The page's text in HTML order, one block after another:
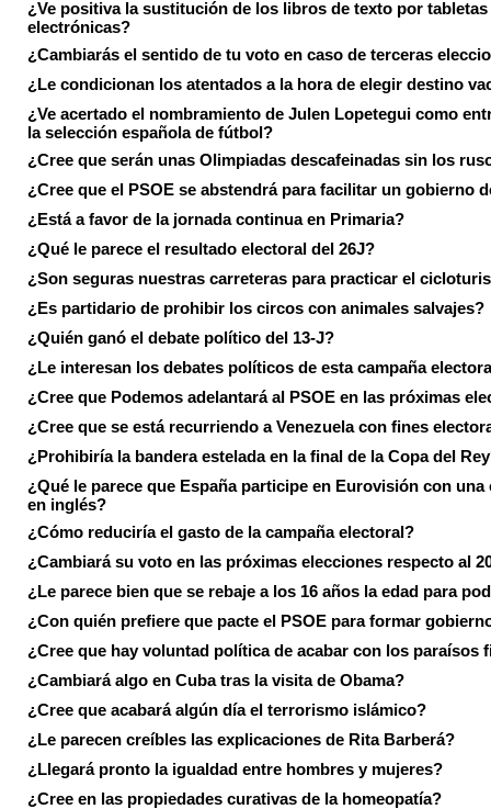
¿Ve positiva la sustitución de los libros de texto por tabletas
electrónicas?
¿Cambiarás el sentido de tu voto en caso de terceras
¿Le condicionan los atentados a la hora de elegir destino
¿Ve acertado el nombramiento de Julen Lopetegui como
la selección española de fútbol?
¿Cree que serán unas Olimpiadas descafeinadas sin los
¿Cree que el PSOE se abstendrá para facilitar un gobierno
¿Está a favor de la jornada continua en Primaria?
¿Qué le parece el resultado electoral del 26J?
¿Son seguras nuestras carreteras para practicar el
¿Es partidario de prohibir los circos con animales salvajes?
¿Quién ganó el debate político del 13-J?
¿Le interesan los debates políticos de esta campaña
¿Cree que Podemos adelantará al PSOE en las próximas
¿Cree que se está recurriendo a Venezuela con fines
¿Prohibiría la bandera estelada en la final de la Copa del
¿Qué le parece que España participe en Eurovisión con una
en inglés?
¿Cómo reduciría el gasto de la campaña electoral?
¿Cambiará su voto en las próximas elecciones respecto al
¿Le parece bien que se rebaje a los 16 años la edad para
¿Con quién prefiere que pacte el PSOE para formar
¿Cree que hay voluntad política de acabar con los paraísos
¿Cambiará algo en Cuba tras la visita de Obama?
¿Cree que acabará algún día el terrorismo islámico?
¿Le parecen creíbles las explicaciones de Rita Barberá?
¿Llegará pronto la igualdad entre hombres y mujeres?
¿Cree en las propiedades curativas de la homeopatía?